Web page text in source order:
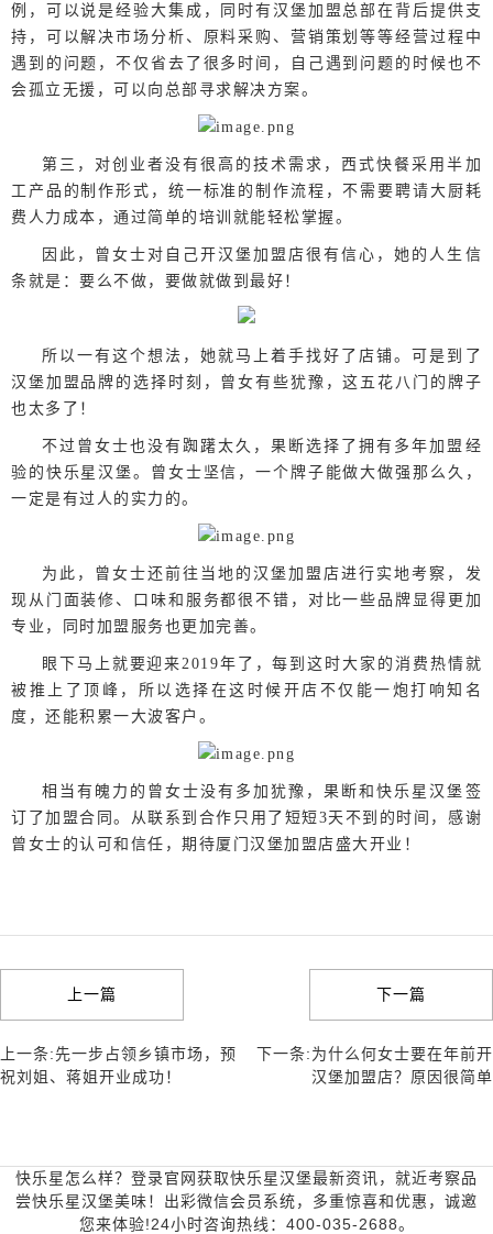
例，可以说是经验大集成，同时有汉堡加盟总部在背后提供支
持，可以解决市场分析、原料采购、营销策划等等经营过程中
遇到的问题，不仅省去了很多时间，自己遇到问题的时候也不
会孤立无援，可以向总部寻求解决方案。
第三，对创业者没有很高的技术需求，西式快餐采用半加
工产品的制作形式，统一标准的制作流程，不需要聘请大厨耗
费人力成本，通过简单的培训就能轻松掌握。
因此，曾女士对自己开汉堡加盟店很有信心，她的人生信
条就是：要么不做，要做就做到最好！
所以一有这个想法，她就马上着手找好了店铺。可是到了
汉堡加盟品牌的选择时刻，曾女有些犹豫，这五花八门的牌子
也太多了！
不过曾女士也没有踟躇太久，果断选择了拥有多年加盟经
验的快乐星汉堡。曾女士坚信，一个牌子能做大做强那么久，
一定是有过人的实力的。
为此，曾女士还前往当地的汉堡加盟店进行实地考察，发
现从门面装修、口味和服务都很不错，对比一些品牌显得更加
专业，同时加盟服务也更加完善。
眼下马上就要迎来2019年了，每到这时大家的消费热情就
被推上了顶峰，所以选择在这时候开店不仅能一炮打响知名
度，还能积累一大波客户。
相当有魄力的曾女士没有多加犹豫，果断和快乐星汉堡签
订了加盟合同。从联系到合作只用了短短3天不到的时间，感谢
曾女士的认可和信任，期待厦门汉堡加盟店盛大开业！
上一篇
上一条:先一步占领乡镇市场，预
祝刘姐、蒋姐开业成功！
下一篇
下一条:为什么何女士要在年前开
汉堡加盟店？原因很简单
快乐星怎么样？登录官网获取快乐星汉堡最新资讯，就近考察品
尝快乐星汉堡美味！出彩微信会员系统，多重惊喜和优惠，诚邀
您来体验!24小时咨询热线：400-035-2688。